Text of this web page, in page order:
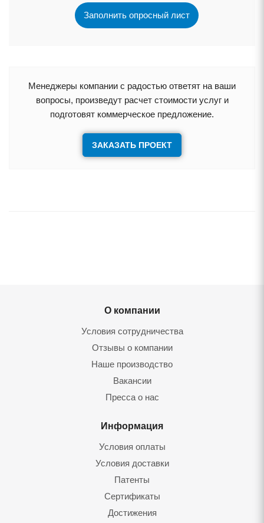
Заполнить опросный лист
Менеджеры компании с радостью ответят на ваши
опросы, произведут расчет стоимости услуг и
подготовят коммерческое предложение.
ЗАКАЗАТЬ ПРОЕКТ
О компании
Условия сотрудничества
Отзывы о компании
Наше производство
Вакансии
Пресса о нас
Информация
Условия оплаты
Условия доставки
Патенты
Сертификаты
Достижения